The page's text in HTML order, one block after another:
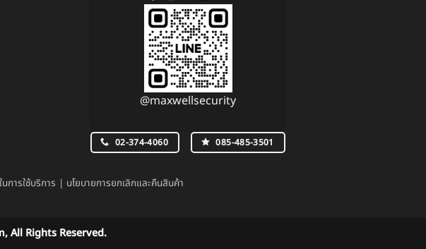
@maxwellsecurity
02-374-4060 085-485-3501
การใช้บริการ | นโยบายการยกเลิกและคืนสินค้า
All Rights Reserved.